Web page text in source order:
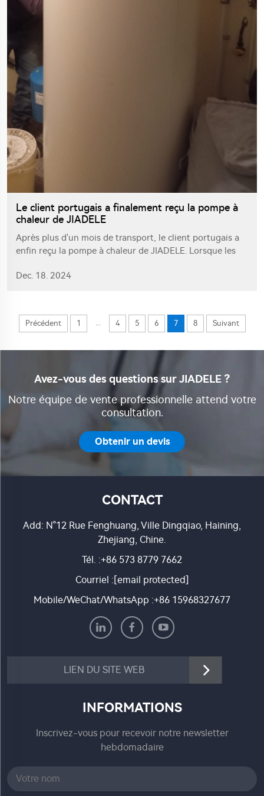
Le client portugais a finalement reçu la pompe à
chaleur de JIADELE
Après plus d'un mois de transport, le client portugais a
enfin reçu la pompe à chaleur de JIADELE. Lorsque les
intact.
Dec. 18. 2024
Précédent 1 4 5 6 7 8 Suivant
Avez-vous des questions sur JIADELE ?
Notre équipe de vente professionnelle attend votre
consultation.
Obtenir un devis
CONTACT
Add: N°12 Rue Fenghuang, Ville Dingqiao, Haining,
Zhejiang, Chine.
Tél. :+86 573 8779 7662
Courriel :[email protected]
Mobile/WeChat/WhatsApp :+86 15968327677
LIEN DU SITE WEB
INFORMATIONS
Inscrivez-vous pour recevoir notre newsletter
hebdomadaire